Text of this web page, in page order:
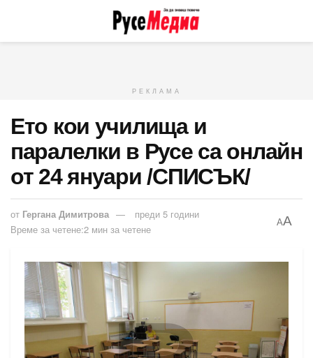
РЕКЛАМА
Ето кои училища и
паралелки в Русе са онлайн
от 24 януари /СПИСЪК/
от Гергана Димитрова
преди 5 години
Време за четене:2 мин за четене
AA